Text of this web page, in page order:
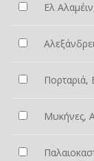
Ελ
Μυκήνες,